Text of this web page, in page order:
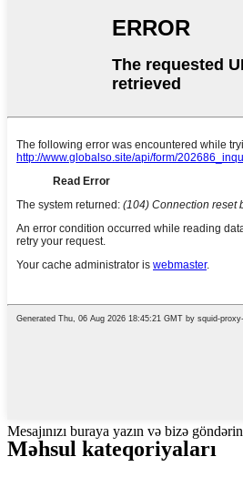
Mesajınızı buraya yazın və bizə göndərin
Məhsul kateqoriyaları